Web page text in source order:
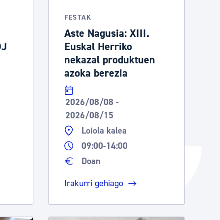
Izapideen katalogoa
Tramitaziorako laguntza
FESTAK
Aste Nagusia: XIII.
Euskal Herriko
nekazal produktuen
azoka berezia
2026/08/08 -
2026/08/15
Loiola kalea
09:00-14:00
Doan
Irakurri gehiago